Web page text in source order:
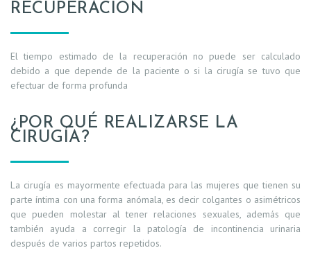
RECUPERACIÓN
El tiempo estimado de la recuperación no puede ser calculado
debido a que depende de la paciente o si la cirugía se tuvo que
efectuar de forma profunda
¿POR QUÉ REALIZARSE LA
CIRUGÍA?
La cirugía es mayormente efectuada para las mujeres que tienen su
parte íntima con una forma anómala, es decir colgantes o asimétricos
que pueden molestar al tener relaciones sexuales, además que
también ayuda a corregir la patología de incontinencia urinaria
después de varios partos repetidos.